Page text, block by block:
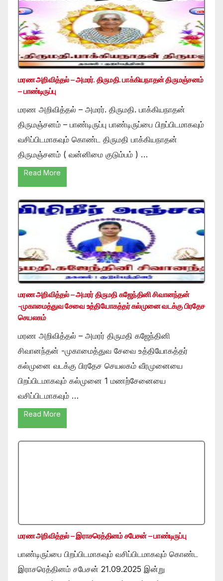
மரண அறிவித்தல் – அமரர். திருமதி. பாக்கியநாதன் திருமஞ்சனம்
– பாண்டிருப்பு
மரண அறிவித்தல் – அமரர். திருமதி. பாக்கியநாதன்
திருமஞ்சனம் – பாண்டிருப்பு பாண்டிருப்பை பிறப்பிடமாகவும்
வசிப்பிடமாகவும் கொண்ட திருமதி பாக்கியநாதன்
திருமஞ்சனம் ( வன்னிமை குடும்பம் ) …
Read More
மரண அறிவித்தல் – அமரர் திருமதி கஜேந்தினி சிவானந்தன்
-முகாமைத்துவ சேவை உத்தியோகத்தர் கல்முனை வடக்கு பிரதேச
செயலகம்
மரண அறிவித்தல் – அமரர் திருமதி கஜேந்தினி
சிவானந்தன் -முகாமைத்துவ சேவை உத்தியோகத்தர்
கல்முனை வடக்கு பிரதேச செயலகம் வீரமுனையை
பிறப்பிடமாகவும் கல்முனை 1 மணற்சேனையை
வசிப்பிடமாகவும் …
Read More
மரண அறிவித்தல் – இராசரெத்தினம் சபேசன் – பாண்டிருப்பு
பாண்டிருப்பை பிறப்பிடமாகவும் வசிப்பிடமாகவும் கொண்ட
இராசரெத்தினம் சபேசன் 21.09.2025 இன்று